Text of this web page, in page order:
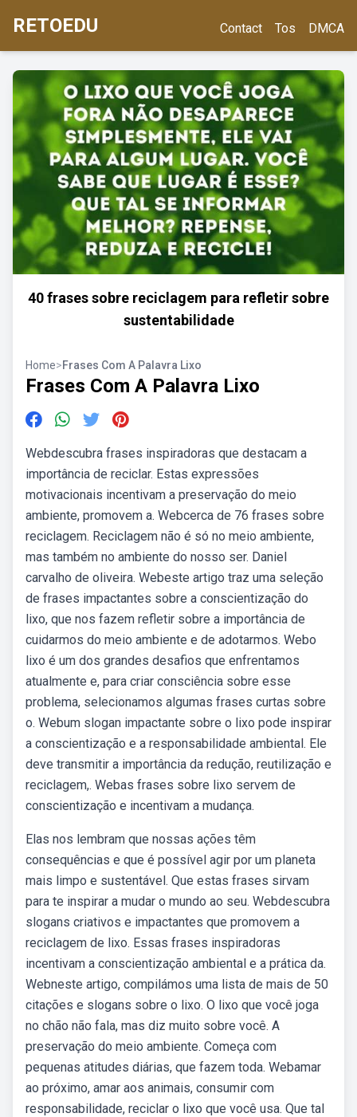
RETOEDU Contact Tos DMCA
40 frases sobre reciclagem para refletir sobre
sustentabilidade
Home>Frases Com A Palavra Lixo
Frases Com A Palavra Lixo
Webdescubra frases inspiradoras que destacam a
importância de reciclar. Estas expressões
motivacionais incentivam a preservação do meio
ambiente, promovem a. Webcerca de 76 frases sobre
reciclagem. Reciclagem não é só no meio ambiente,
mas também no ambiente do nosso ser. Daniel
carvalho de oliveira. Webeste artigo traz uma seleção
de frases impactantes sobre a conscientização do
lixo, que nos fazem refletir sobre a importância de
cuidarmos do meio ambiente e de adotarmos. Webo
lixo é um dos grandes desafios que enfrentamos
atualmente e, para criar consciência sobre esse
problema, selecionamos algumas frases curtas sobre
o. Webum slogan impactante sobre o lixo pode inspirar
a conscientização e a responsabilidade ambiental. Ele
deve transmitir a importância da redução, reutilização e
reciclagem,. Webas frases sobre lixo servem de
conscientização e incentivam a mudança.
Elas nos lembram que nossas ações têm
consequências e que é possível agir por um planeta
mais limpo e sustentável. Que estas frases sirvam
para te inspirar a mudar o mundo ao seu. Webdescubra
slogans criativos e impactantes que promovem a
reciclagem de lixo. Essas frases inspiradoras
incentivam a conscientização ambiental e a prática da.
Webneste artigo, compilámos uma lista de mais de 50
citações e slogans sobre o lixo. O lixo que você joga
no chão não fala, mas diz muito sobre você. A
preservação do meio ambiente. Começa com
pequenas atitudes diárias, que fazem toda. Webamar
ao próximo, amar aos animais, consumir com
responsabilidade, reciclar o lixo que você usa. Que tal